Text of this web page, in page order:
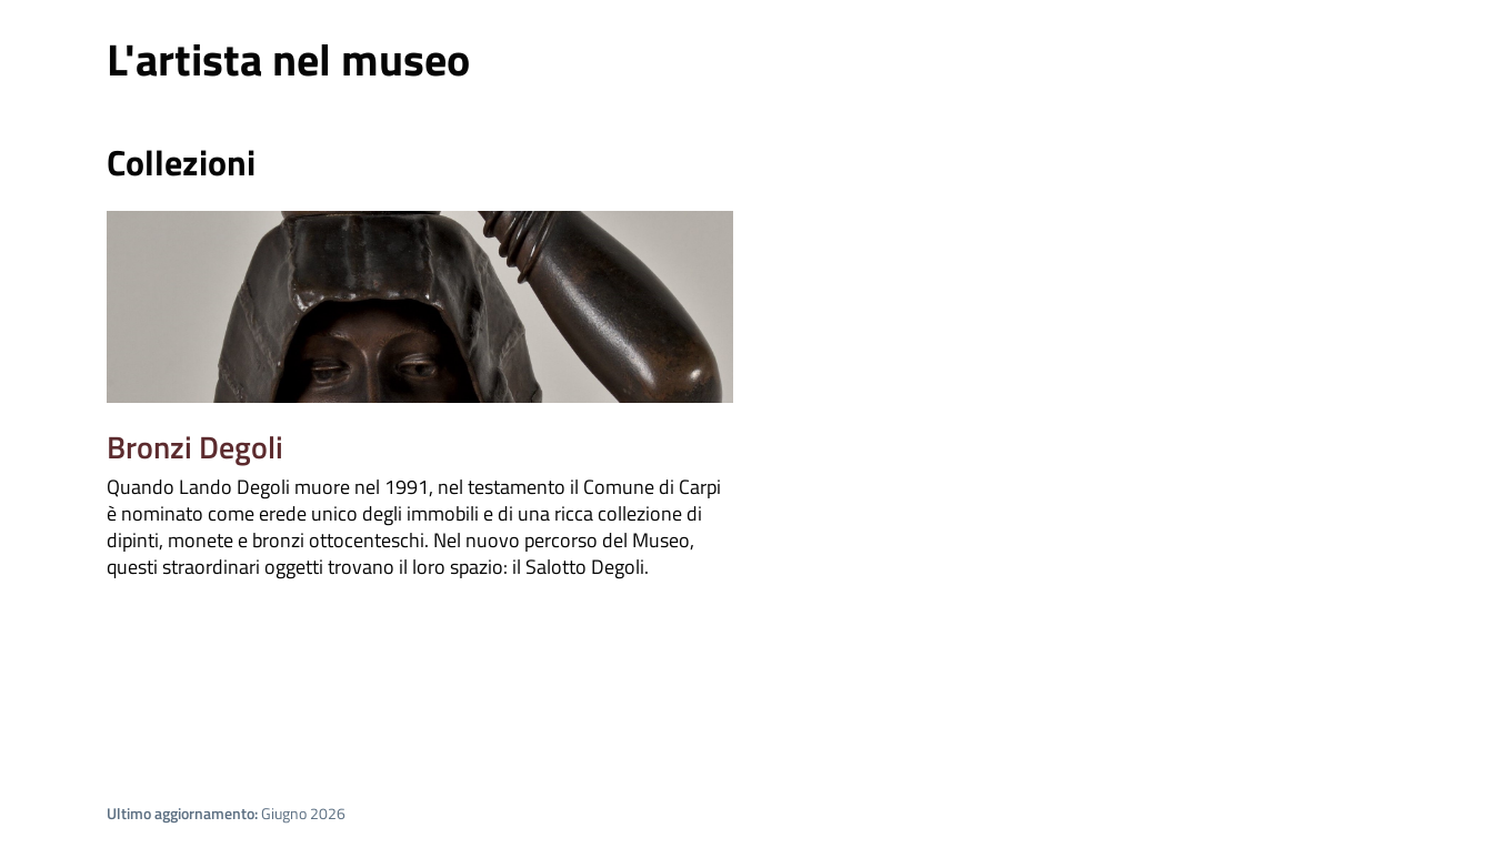
L'artista nel museo
Collezioni
Bronzi Degoli
Quando Lando Degoli muore nel 1991, nel testamento il Comune di Carpi
è nominato come erede unico degli immobili e di una ricca collezione di
dipinti, monete e bronzi ottocenteschi. Nel nuovo percorso del Museo,
questi straordinari oggetti trovano il loro spazio: il Salotto Degoli.
Ultimo aggiornamento:Giugno 2026